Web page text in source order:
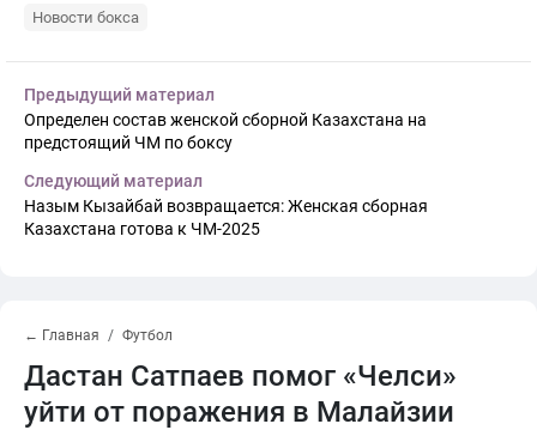
Новости бокса
Предыдущий материал
Определен состав женской сборной Казахстана на
предстоящий ЧМ по боксу
Следующий материал
Назым Кызайбай возвращается: Женская сборная
Казахстана готова к ЧМ-2025
← Главная Футбол
Дастан Сатпаев помог «Челси»
уйти от поражения в Малайзии